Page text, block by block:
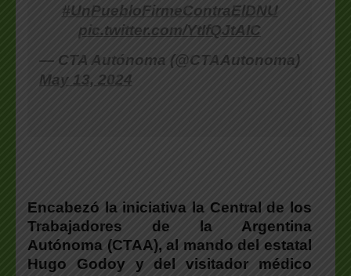
#UnPuebloFirmeContraElDNU
pic.twitter.com/YtIfQJtAIC
— CTA Autónoma (@CTAAutonoma)
May 13, 2024
Encabezó la iniciativa la Central de los
Trabajadores de la Argentina
Autónoma (CTAA), al mando del estatal
Hugo Godoy y del visitador médico